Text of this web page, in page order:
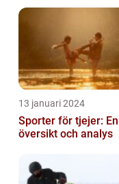
13 januari 2024
Sporter för tjejer: En
översikt och analys